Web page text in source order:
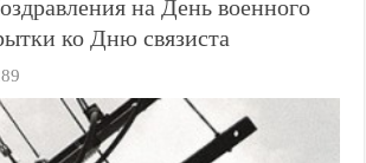
на День военного
ко Дню связиста